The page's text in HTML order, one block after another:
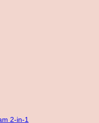
2-in-1